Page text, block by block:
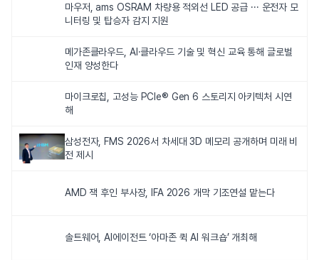
마우저, ams OSRAM 차량용 적외선 LED 공급 ··· 운전자 모
니터링 및 탑승자 감지 지원
메가존클라우드, AI·클라우드 기술 및 혁신 교육 통해 글로벌
인재 양성한다
마이크로칩, 고성능 PCIe® Gen 6 스토리지 아키텍처 시연
해
삼성전자, FMS 2026서 차세대 3D 메모리 공개하며 미래 비
전 제시
AMD 잭 후인 부사장, IFA 2026 개막 기조연설 맡는다
솔트웨어, AI에이전트 ‘아마존 퀵 AI 워크숍’ 개최해